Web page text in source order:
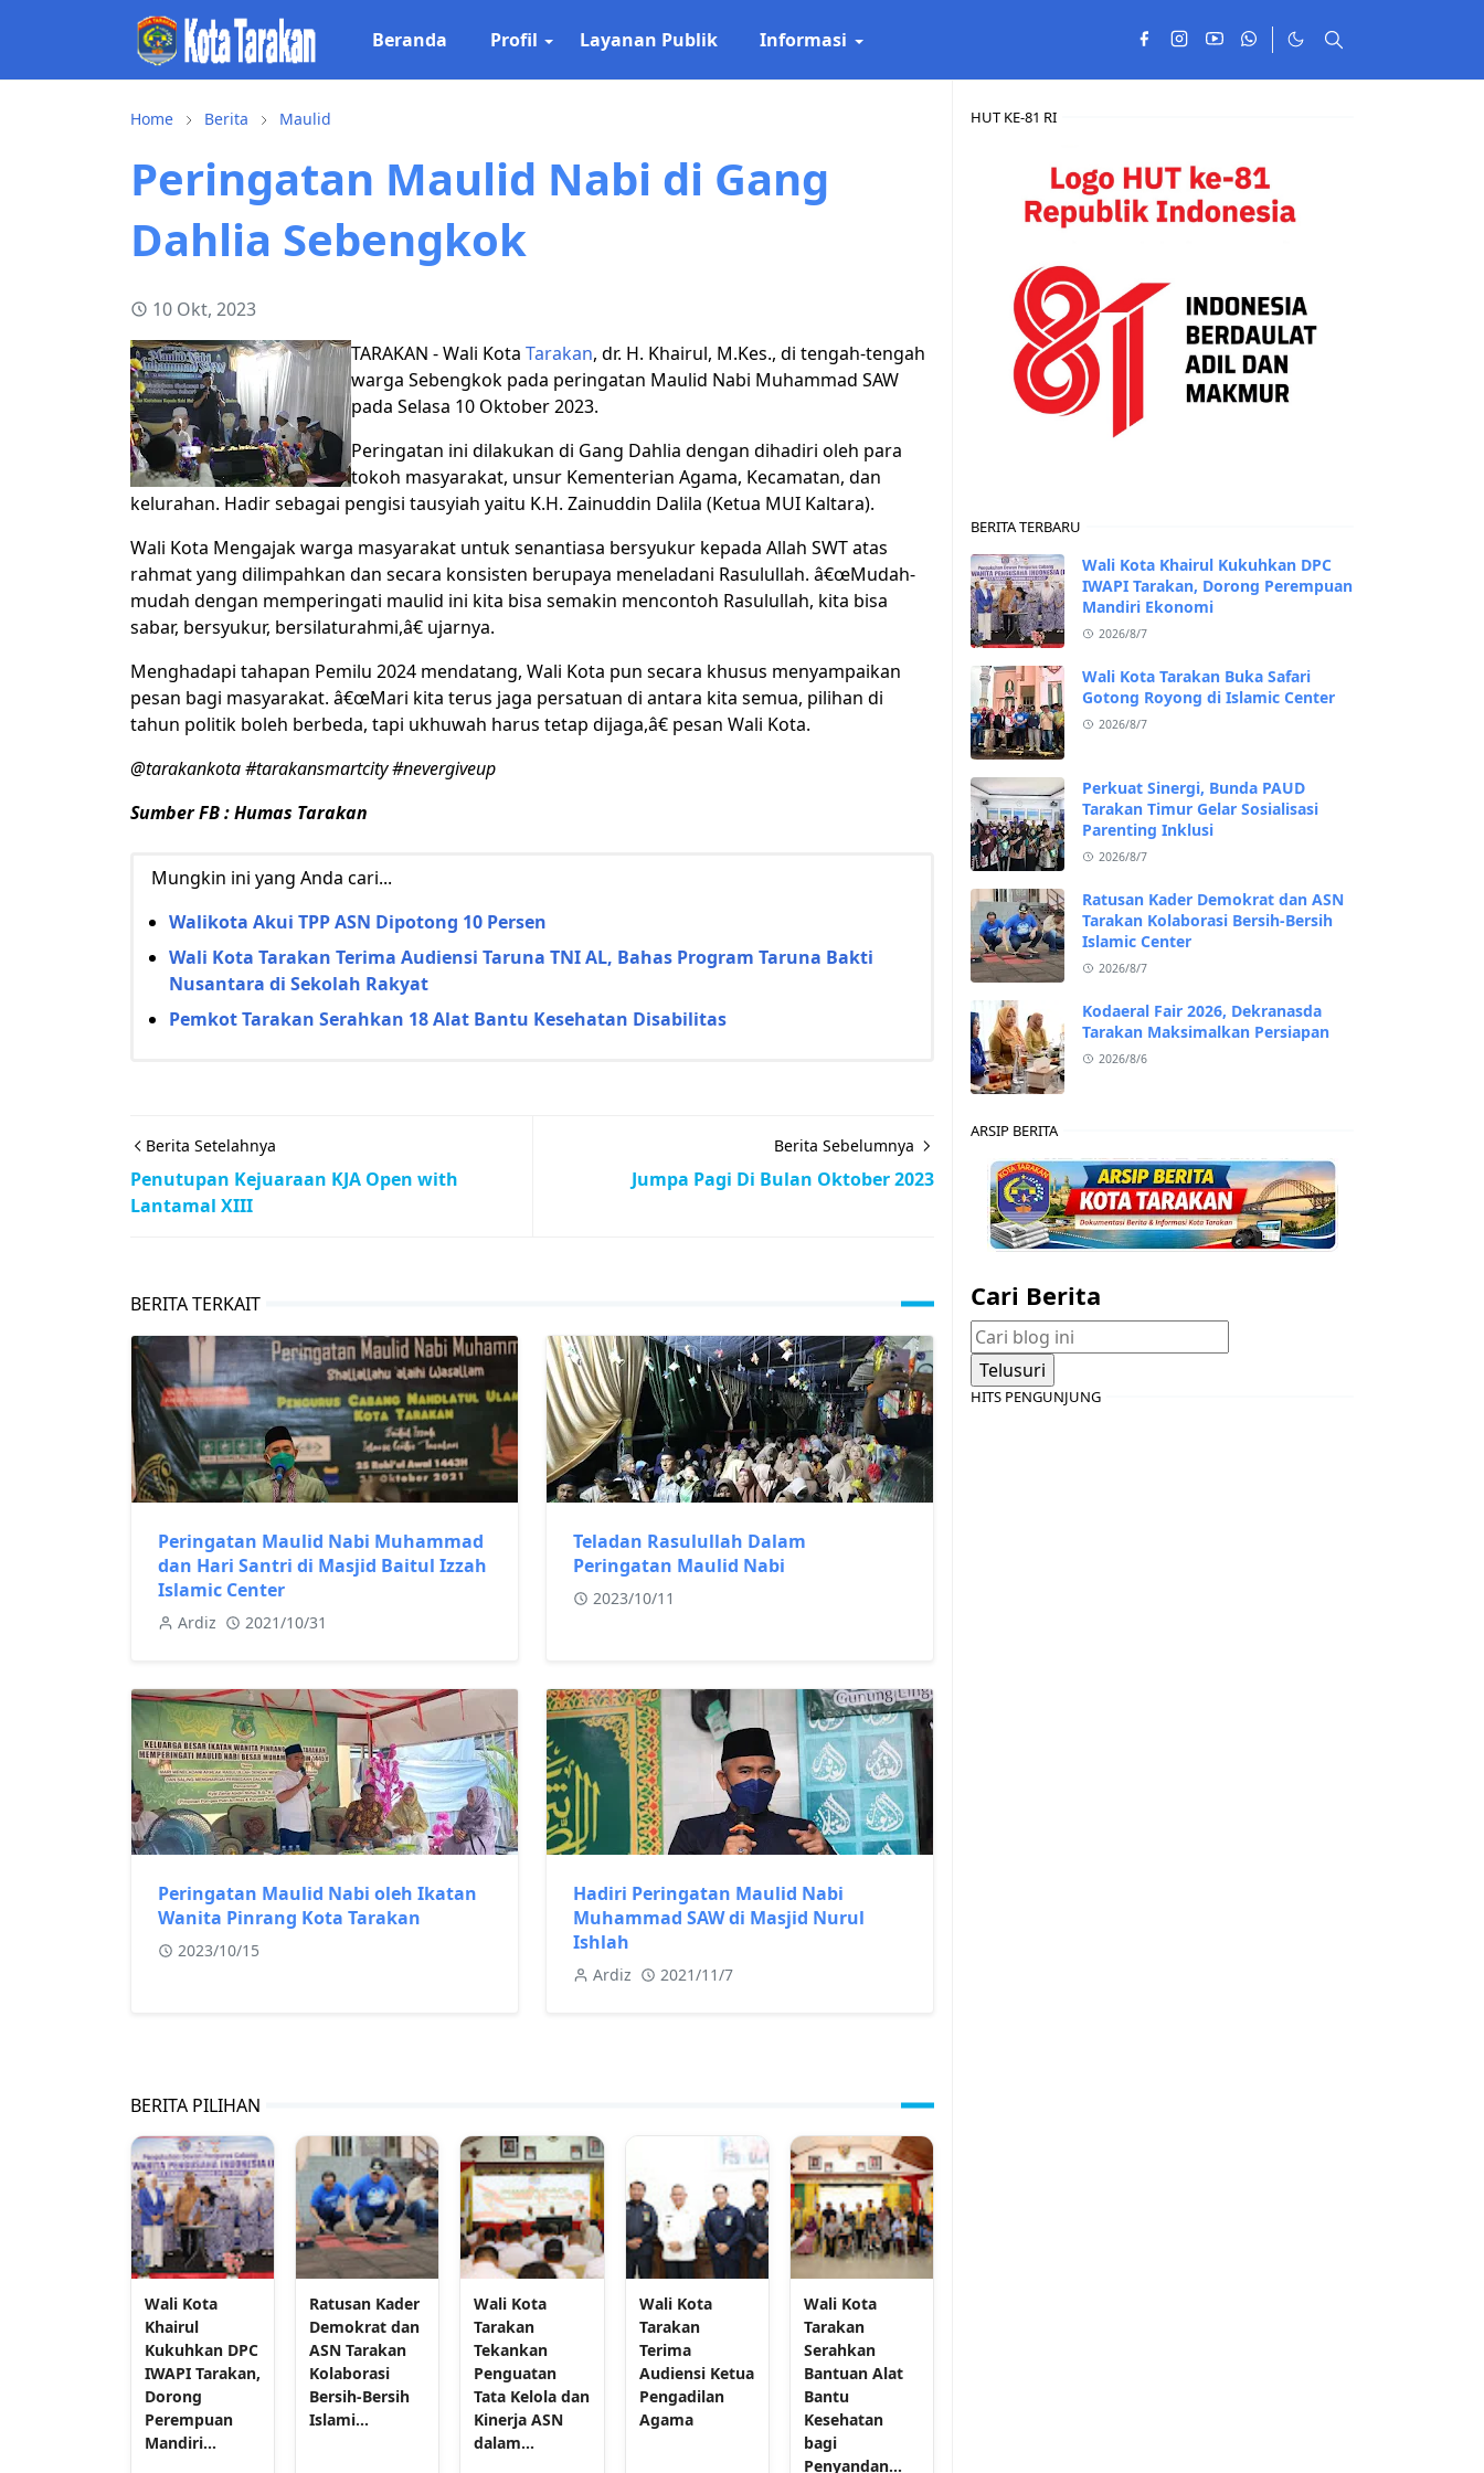
Beranda Profil Layanan Publik Informasi
Home Berita Maulid
Peringatan Maulid Nabi di Gang
Dahlia Sebengkok
10 Okt, 2023
TARAKAN - Wali Kota Tarakan, dr. H. Khairul, M.Kes., di tengah-tengah
warga Sebengkok pada peringatan Maulid Nabi Muhammad SAW
pada Selasa 10 Oktober 2023.
Peringatan ini dilakukan di Gang Dahlia dengan dihadiri oleh para
tokoh masyarakat, unsur Kementerian Agama, Kecamatan, dan
kelurahan. Hadir sebagai pengisi tausyiah yaitu K.H. Zainuddin Dalila (Ketua MUI Kaltara).
Wali Kota Mengajak warga masyarakat untuk senantiasa bersyukur kepada Allah SWT atas
rahmat yang dilimpahkan dan secara konsisten berupaya meneladani Rasulullah. â€œMudah-
mudah dengan memperingati maulid ini kita bisa semakin mencontoh Rasulullah, kita bisa
sabar, bersyukur, bersilaturahmi,â€ ujarnya.
Menghadapi tahapan Pemilu 2024 mendatang, Wali Kota pun secara khusus menyampaikan
pesan bagi masyarakat. â€œMari kita terus jaga persatuan di antara kita semua, pilihan di
tahun politik boleh berbeda, tapi ukhuwah harus tetap dijaga,â€ pesan Wali Kota.
@tarakankota #tarakansmartcity #nevergiveup
Sumber FB : Humas Tarakan
Mungkin ini yang Anda cari...
Walikota Akui TPP ASN Dipotong 10 Persen
Wali Kota Tarakan Terima Audiensi Taruna TNI AL, Bahas Program Taruna Bakti
Nusantara di Sekolah Rakyat
Pemkot Tarakan Serahkan 18 Alat Bantu Kesehatan Disabilitas
Berita Setelahnya
Penutupan Kejuaraan KJA Open with
Lantamal XIII
Berita Sebelumnya
Jumpa Pagi Di Bulan Oktober 2023
BERITA TERKAIT
Peringatan Maulid Nabi Muhammad
dan Hari Santri di Masjid Baitul Izzah
Islamic Center
Ardiz 2021/10/31
Teladan Rasulullah Dalam
Peringatan Maulid Nabi
2023/10/11
Peringatan Maulid Nabi oleh Ikatan
Wanita Pinrang Kota Tarakan
2023/10/15
Hadiri Peringatan Maulid Nabi
Muhammad SAW di Masjid Nurul
Ishlah
Ardiz 2021/11/7
BERITA PILIHAN
Wali Kota
Khairul
Kukuhkan DPC
IWAPI Tarakan,
Dorong
Perempuan
Mandiri...
Ratusan Kader
Demokrat dan
ASN Tarakan
Kolaborasi
Bersih-Bersih
Islami...
Wali Kota
Tarakan
Tekankan
Penguatan
Tata Kelola dan
Kinerja ASN
dalam...
Wali Kota
Tarakan
Terima
Audiensi Ketua
Pengadilan
Agama
Wali Kota
Tarakan
Serahkan
Bantuan Alat
Bantu
Kesehatan
bagi
Penyandan...
HUT KE-81 RI
BERITA TERBARU
Wali Kota Khairul Kukuhkan DPC
IWAPI Tarakan, Dorong Perempuan
Mandiri Ekonomi
2026/8/7
Wali Kota Tarakan Buka Safari
Gotong Royong di Islamic Center
2026/8/7
Perkuat Sinergi, Bunda PAUD
Tarakan Timur Gelar Sosialisasi
Parenting Inklusi
2026/8/7
Ratusan Kader Demokrat dan ASN
Tarakan Kolaborasi Bersih-Bersih
Islamic Center
2026/8/7
Kodaeral Fair 2026, Dekranasda
Tarakan Maksimalkan Persiapan
2026/8/6
ARSIP BERITA
Cari Berita
HITS PENGUNJUNG